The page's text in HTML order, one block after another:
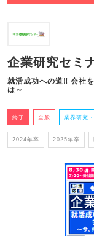
企業研究セミ
就活成功への道‼ 会社
は～
終了 全般 業界研究
2024年卒 2025年卒